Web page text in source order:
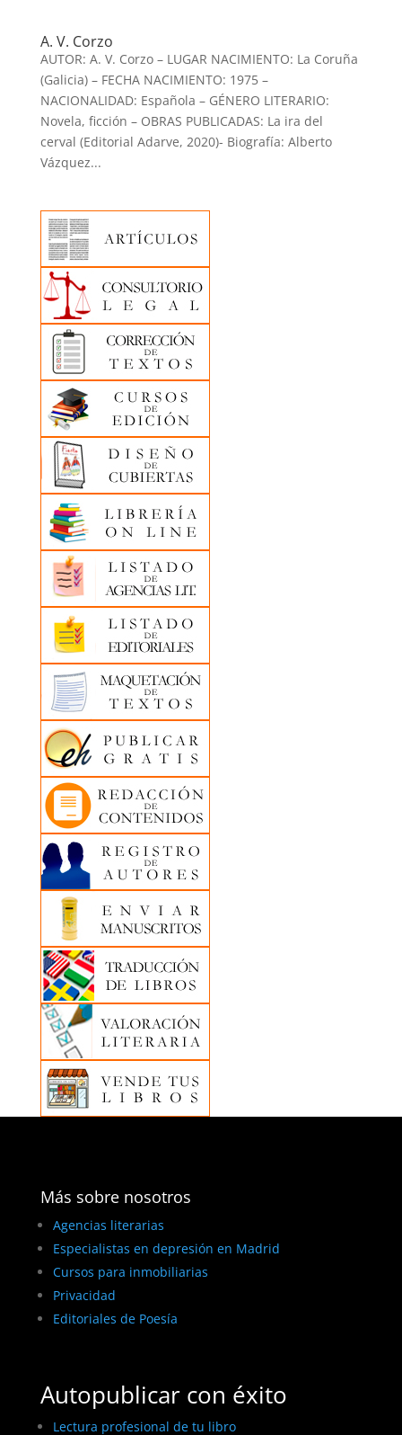
A. V. Corzo
AUTOR: A. V. Corzo – LUGAR NACIMIENTO: La Coruña
(Galicia) – FECHA NACIMIENTO: 1975 –
NACIONALIDAD: Española – GÉNERO LITERARIO:
Novela, ficción – OBRAS PUBLICADAS: La ira del
cerval (Editorial Adarve, 2020)- Biografía: Alberto
Vázquez...
Más sobre nosotros
Agencias literarias
Especialistas en depresión en Madrid
Cursos para inmobiliarias
Privacidad
Editoriales de Poesía
Autopublicar con éxito
Lectura profesional de tu libro